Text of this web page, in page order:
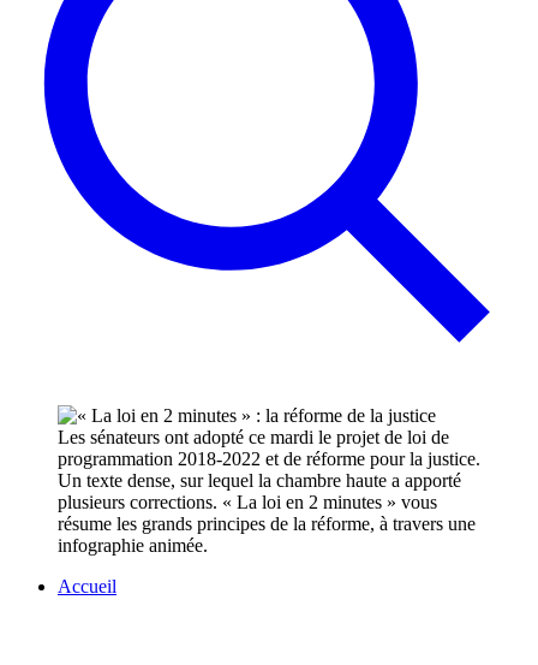
Les sénateurs ont adopté ce mardi le projet de loi de
programmation 2018-2022 et de réforme pour la justice.
Un texte dense, sur lequel la chambre haute a apporté
plusieurs corrections. « La loi en 2 minutes » vous
résume les grands principes de la réforme, à travers une
infographie animée.
Accueil